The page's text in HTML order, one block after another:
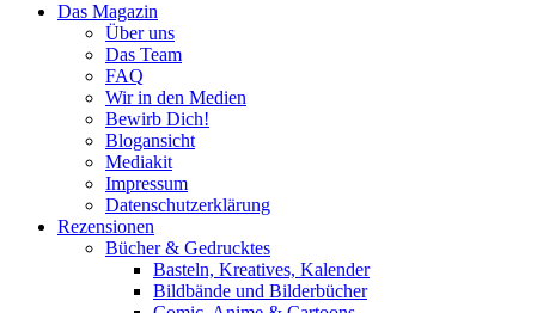
Das Magazin
Über uns
Das Team
FAQ
Wir in den Medien
Bewirb Dich!
Blogansicht
Mediakit
Impressum
Datenschutzerklärung
Rezensionen
Bücher & Gedrucktes
Basteln, Kreatives, Kalender
Bildbände und Bilderbücher